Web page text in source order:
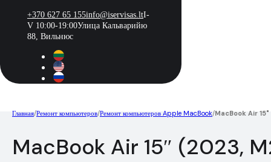
+370 627 65 155info@iservisas.ltI-
V 10:00-19:00Улица Кальварийю
88, Вильнюс
Главная/Ремонт компьютеров/Ремонт компьютеров Apple MacBook/MacBook Air
MacBook Air 15″ (2023,